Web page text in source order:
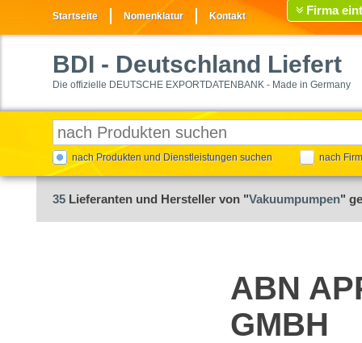
Startseite Nomenklatur Kontakt Firma
BDI - Deutschland Liefert
Die offizielle DEUTSCHE EXPORTDATENBANK - Made in Germany
nach Produkten und Dienstleistungen suchen nach
35 Lieferanten und Hersteller von "Vakuumpumpen"
ABN
GMBH